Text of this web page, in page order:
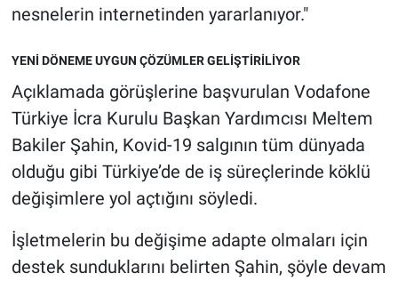
nesnelerin internetinden yararlanıyor."
YENİ DÖNEME UYGUN ÇÖZÜMLER GELİŞTİRİLİYOR
Açıklamada görüşlerine başvurulan Vodafone
Türkiye İcra Kurulu Başkan Yardımcısı Meltem
Bakiler Şahin, Kovid-19 salgının tüm dünyada
olduğu gibi Türkiye’de de iş süreçlerinde köklü
değişimlere yol açtığını söyledi.
İşletmelerin bu değişime adapte olmaları için
destek sunduklarını belirten Şahin, şöyle devam